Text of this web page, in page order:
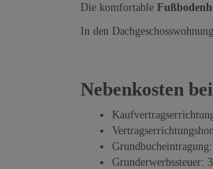
Die komfortable
In den
Nebenkosten
Grunderwerbssteuer: